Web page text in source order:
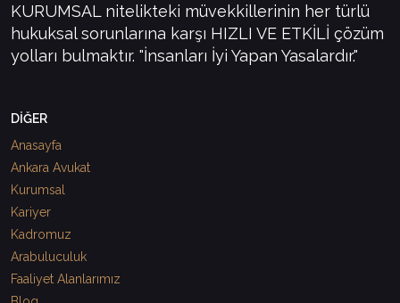
KURUMSAL nitelikteki müvekkillerinin her türlü
hukuksal sorunlarına karşı HIZLI VE ETKİLİ çözüm
yolları bulmaktır. "İnsanları İyi Yapan Yasalardır."
DİĞER
Anasayfa
Ankara Avukat
Kurumsal
Kariyer
Kadromuz
Arabuluculuk
Faaliyet Alanlarımız